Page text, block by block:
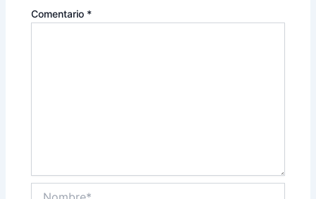
Comentario *